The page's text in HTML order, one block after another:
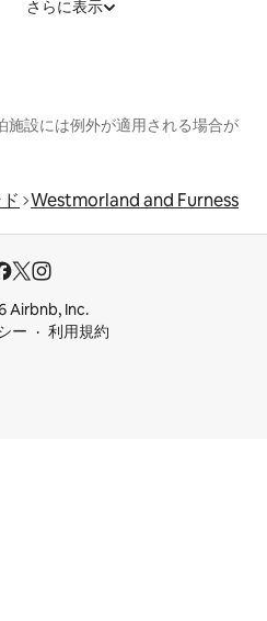
さらに表示
施設には例外が適用される場合が
Westmorland and Furness
Airbnb, Inc.
ー
利用規約